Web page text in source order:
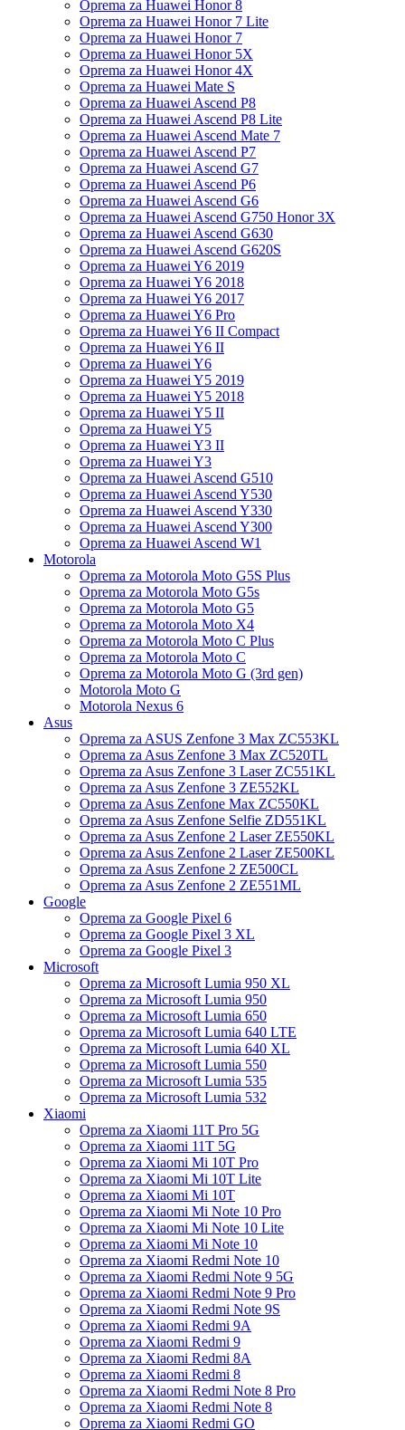
Oprema za Huawei Honor 8
Oprema za Huawei Honor 7 Lite
Oprema za Huawei Honor 7
Oprema za Huawei Honor 5X
Oprema za Huawei Honor 4X
Oprema za Huawei Mate S
Oprema za Huawei Ascend P8
Oprema za Huawei Ascend P8 Lite
Oprema za Huawei Ascend Mate 7
Oprema za Huawei Ascend P7
Oprema za Huawei Ascend G7
Oprema za Huawei Ascend P6
Oprema za Huawei Ascend G6
Oprema za Huawei Ascend G750 Honor 3X
Oprema za Huawei Ascend G630
Oprema za Huawei Ascend G620S
Oprema za Huawei Y6 2019
Oprema za Huawei Y6 2018
Oprema za Huawei Y6 2017
Oprema za Huawei Y6 Pro
Oprema za Huawei Y6 II Compact
Oprema za Huawei Y6 II
Oprema za Huawei Y6
Oprema za Huawei Y5 2019
Oprema za Huawei Y5 2018
Oprema za Huawei Y5 II
Oprema za Huawei Y5
Oprema za Huawei Y3 II
Oprema za Huawei Y3
Oprema za Huawei Ascend G510
Oprema za Huawei Ascend Y530
Oprema za Huawei Ascend Y330
Oprema za Huawei Ascend Y300
Oprema za Huawei Ascend W1
Motorola
Oprema za Motorola Moto G5S Plus
Oprema za Motorola Moto G5s
Oprema za Motorola Moto G5
Oprema za Motorola Moto X4
Oprema za Motorola Moto C Plus
Oprema za Motorola Moto C
Oprema za Motorola Moto G (3rd gen)
Motorola Moto G
Motorola Nexus 6
Asus
Oprema za ASUS Zenfone 3 Max ZC553KL
Oprema za Asus Zenfone 3 Max ZC520TL
Oprema za Asus Zenfone 3 Laser ZC551KL
Oprema za Asus Zenfone 3 ZE552KL
Oprema za Asus Zenfone Max ZC550KL
Oprema za Asus Zenfone Selfie ZD551KL
Oprema za Asus Zenfone 2 Laser ZE550KL
Oprema za Asus Zenfone 2 Laser ZE500KL
Oprema za Asus Zenfone 2 ZE500CL
Oprema za Asus Zenfone 2 ZE551ML
Google
Oprema za Google Pixel 6
Oprema za Google Pixel 3 XL
Oprema za Google Pixel 3
Microsoft
Oprema za Microsoft Lumia 950 XL
Oprema za Microsoft Lumia 950
Oprema za Microsoft Lumia 650
Oprema za Microsoft Lumia 640 LTE
Oprema za Microsoft Lumia 640 XL
Oprema za Microsoft Lumia 550
Oprema za Microsoft Lumia 535
Oprema za Microsoft Lumia 532
Xiaomi
Oprema za Xiaomi 11T Pro 5G
Oprema za Xiaomi 11T 5G
Oprema za Xiaomi Mi 10T Pro
Oprema za Xiaomi Mi 10T Lite
Oprema za Xiaomi Mi 10T
Oprema za Xiaomi Mi Note 10 Pro
Oprema za Xiaomi Mi Note 10 Lite
Oprema za Xiaomi Mi Note 10
Oprema za Xiaomi Redmi Note 10
Oprema za Xiaomi Redmi Note 9 5G
Oprema za Xiaomi Redmi Note 9 Pro
Oprema za Xiaomi Redmi Note 9S
Oprema za Xiaomi Redmi 9A
Oprema za Xiaomi Redmi 9
Oprema za Xiaomi Redmi 8A
Oprema za Xiaomi Redmi 8
Oprema za Xiaomi Redmi Note 8 Pro
Oprema za Xiaomi Redmi Note 8
Oprema za Xiaomi Redmi GO